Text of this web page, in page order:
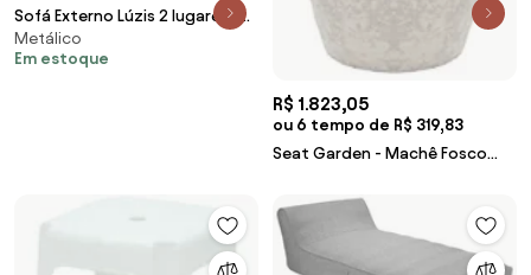
Sofá Externo Lúzis 2 lugares -
Wood Prime SB 29122
Metálico
Em estoque
R$ 1.823,05
ou 6 tempo de R$ 319,83
Seat Garden - Machê Fosco